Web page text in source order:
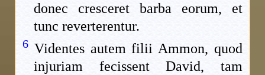
donec cresceret barba eorum, et
tunc reverterentur.
6 Videntes autem filii Ammon, quod
injuriam fecissent David, tam